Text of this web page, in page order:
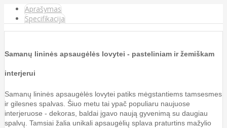
Aprašymas
Specifikacija
Samanų lininės apsaugėlės lovytei - pasteliniam ir žemiškam
interjerui
Samanų lininės apsaugėlės lovytei patiks mėgstantiems tamsesmes
ir gilesnes spalvas. Šiuo metu tai ypač populiaru naujuose
interjeruose - dekoras, baldai įgavo naują gyvenimą su daugiau
spalvų. Tamsiai žalia unikali apsaugėlių splava praturtins mažylio